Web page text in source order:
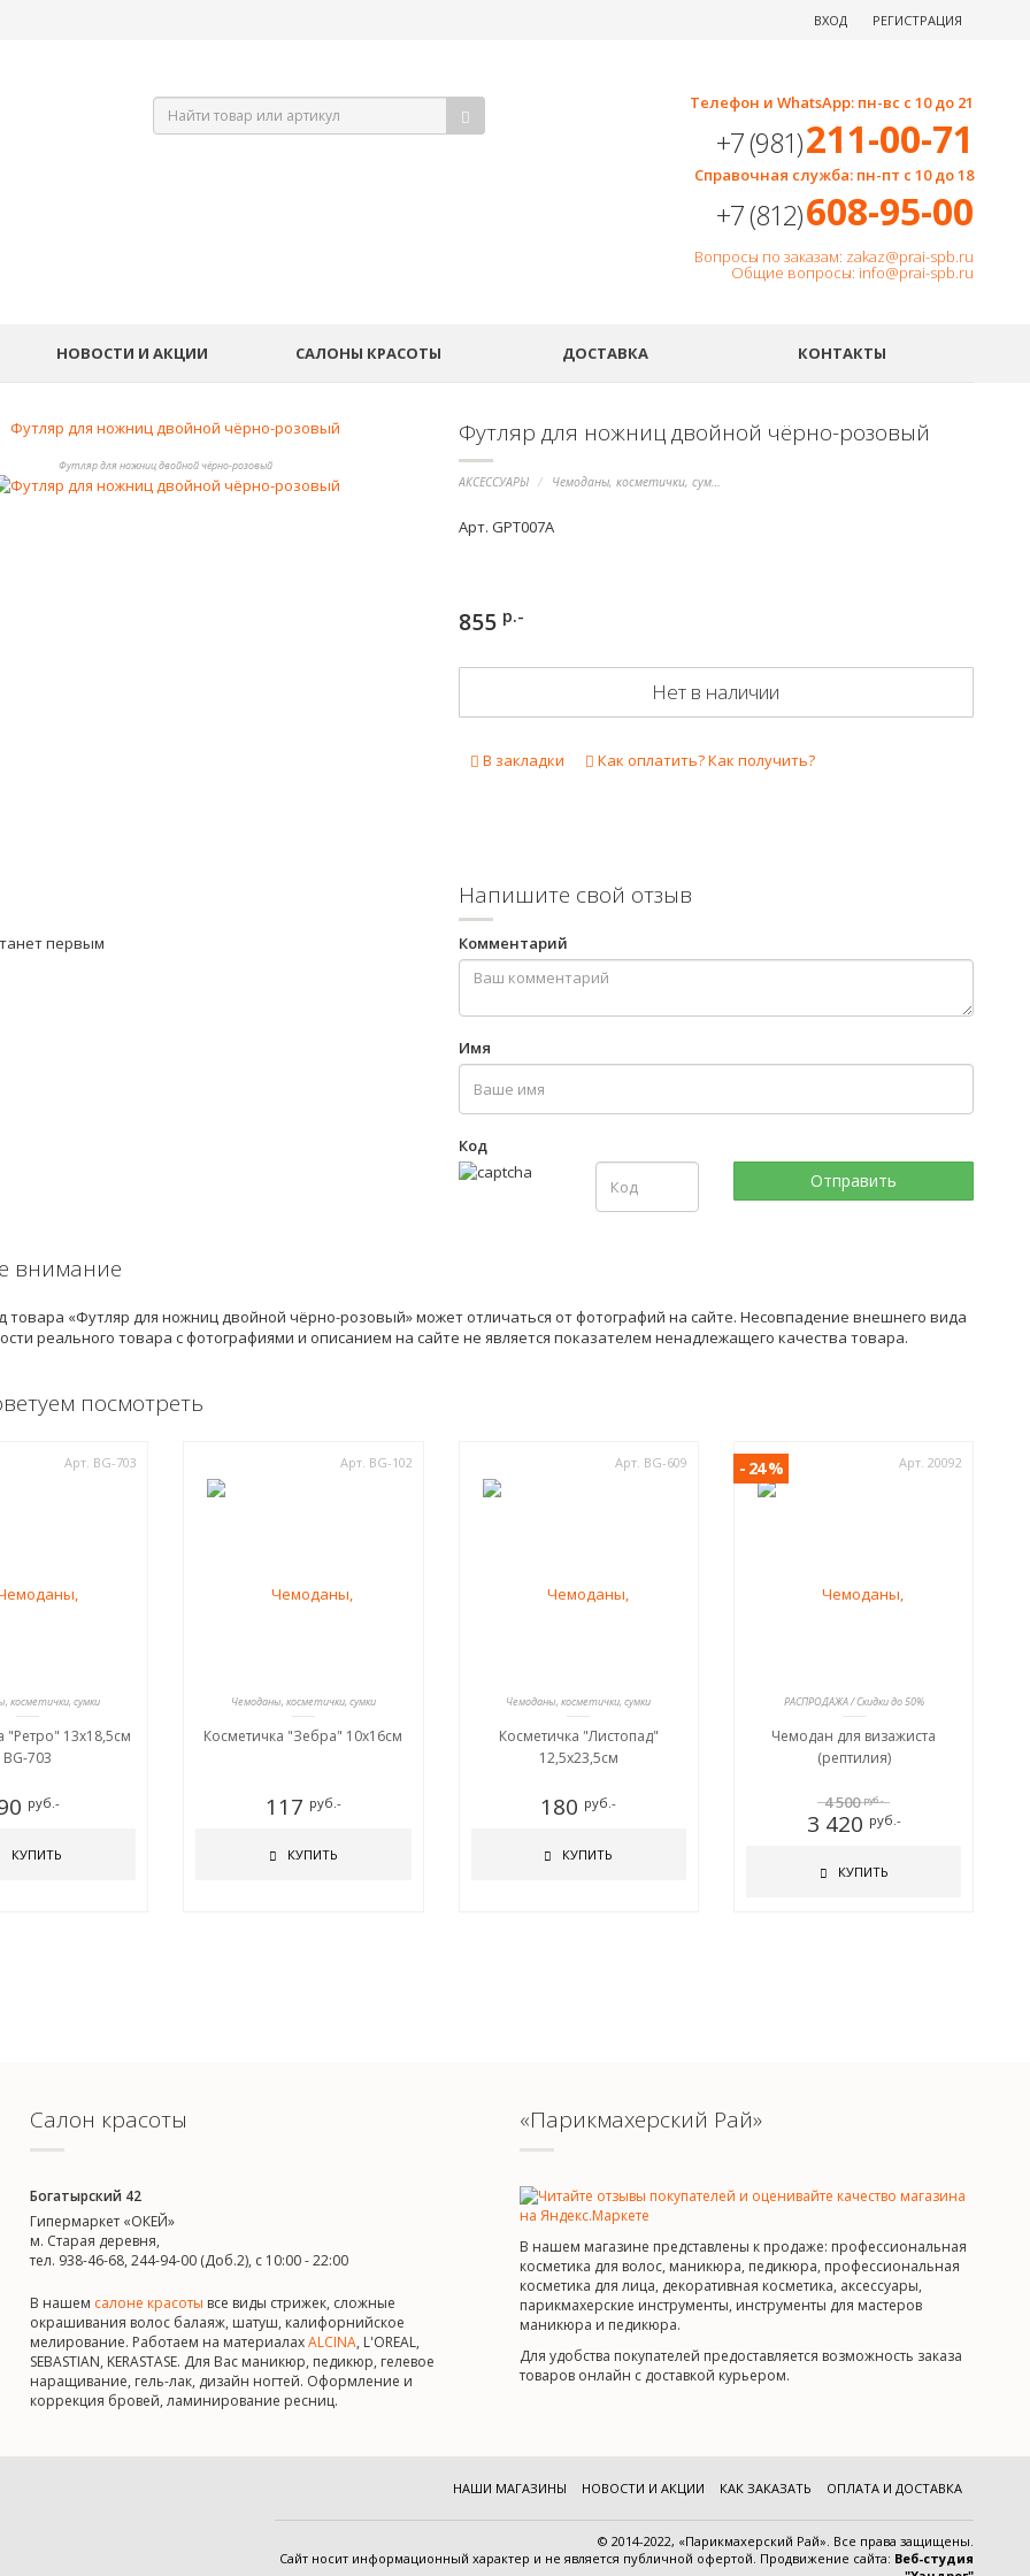
ВХОД РЕГИСТРАЦИЯ
Телефон и WhatsApp: пн-вс с 10 до 21
+7 (981)211-00-71
Справочная служба: пн-пт с 10 до 18
+7 (812)608-95-00
Вопросы по заказам: zakaz@prai-spb.ru
Общие вопросы: info@prai-spb.ru
НОВОСТИ И АКЦИИ САЛОНЫ КРАСОТЫ ДОСТАВКА КОНТАКТЫ
Футляр для ножниц двойной чёрно-розовый
Футляр для ножниц двойной чёрно-розовый
АКСЕССУАРЫ Чемоданы, косметички, сумки
Арт. GPT007A
855 р.-
Нет в наличии
В закладки Как оплатить? Как получить?
первым
Напишите свой отзыв
Комментарий
Имя
Код
внимание
товара «Футляр для ножниц двойной чёрно-розовый» может отличаться от фотографий на сайте. Несовпадение внешнего вида
реального товара с фотографиями и описанием на сайте не является показателем ненадлежащего качества товара.
посмотреть
Арт. BG-703
косметички, сумки
"Ретро" 13х18,5см
BG-703
руб.-
КУПИТЬ
Арт. BG-102
Чемоданы, косметички, сумки
Косметичка "Зебра" 10х16см
117 руб.-
КУПИТЬ
Арт. BG-609
Чемоданы, косметички, сумки
Косметичка "Листопад"
12,5х23,5см
180 руб.-
КУПИТЬ
Арт. 20092
- 24 %
РАСПРОДАЖА / Скидки до 50%
Чемодан для визажиста
(рептилия)
4 500руб.-
3 420 руб.-
КУПИТЬ
Салон красоты
Богатырский 42
Гипермаркет «ОКЕЙ»
м. Старая деревня,
тел. 938-46-68, 244-94-00 (Доб.2), c 10:00 - 22:00
В нашем салоне красоты все виды стрижек, сложные
окрашивания волос балаяж, шатуш, калифорнийское
мелирование. Работаем на материалахALCINA, L'OREAL,
SEBASTIAN, KERASTASE. Для Вас маникюр, педикюр, гелевое
наращивание, гель-лак, дизайн ногтей. Оформление и
коррекция бровей, ламинирование ресниц.
«Парикмахерский Рай»
В нашем магазине представлены к продаже: профессиональная
косметика для волос, маникюра, педикюра, профессиональная
косметика для лица, декоративная косметика, аксессуары,
парикмахерские инструменты, инструменты для мастеров
маникюра и педикюра.
Для удобства покупателей предоставляется возможность заказа
товаров онлайн с доставкой курьером.
НАШИ МАГАЗИНЫ НОВОСТИ И АКЦИИ КАК ЗАКАЗАТЬ ОПЛАТА И ДОСТАВКА
© 2014-2022, «Парикмахерский Рай». Все права защищены.
Cайт носит информационный характер и не является публичной офертой. Продвижение сайта: Веб-студия